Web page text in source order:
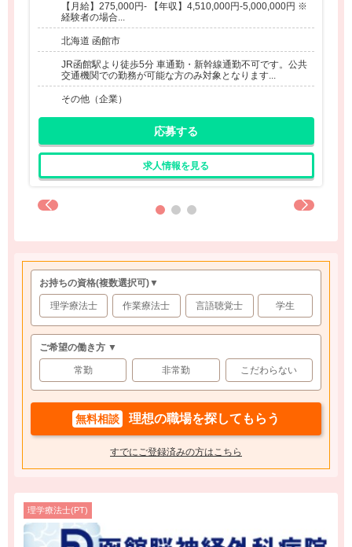
【月給】275,000円- 【年収】4,510,000円-5,000,000円 ※
経験者の場合...
北海道 函館市
JR函館駅より徒歩5分 車通勤・新幹線通勤不可です。公共
交通機関での勤務が可能な方のみ対象となります...
その他（企業）
応募する
求人情報を見る
お持ちの資格(複数選択可)▼
理学療法士 作業療法士 言語聴覚士 学生
ご希望の働き方 ▼
常勤 非常勤 こだわらない
無料相談 理想の職場を探してもらう
すでにご登録済みの方はこちら
理学療法士(PT)